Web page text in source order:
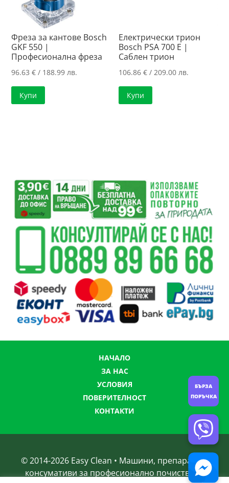
Фреза за кантове Bosch
GKF 550 |
Професионална фреза
96.63€ / 188.99 лв.
Купи
Електрически трион
Bosch PSA 700 E |
Саблен трион
106.86€ / 209.00 лв.
Купи
НАЧАЛО
ЗА НАС
УСЛОВИЯ
ПОВЕРИТЕЛНОСТ
КОНТАКТИ
© 2014-2026 Easy Clean • Машини, препарати и
консумативи за професионално почистване
БЪРЗА
ПОРЪЧКА